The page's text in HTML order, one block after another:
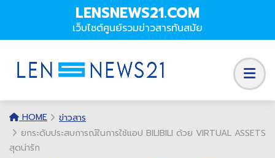
LENSNEWS21.COM
เว็บไซต์ศูนย์รวมข่าวสารทันสมัย
HOME
ข่าวสาร
ยกระดับประสบการณ์ในการใช้แอป BILIBILI ด้วย VIRTUAL ASSETS
สุดน่ารัก